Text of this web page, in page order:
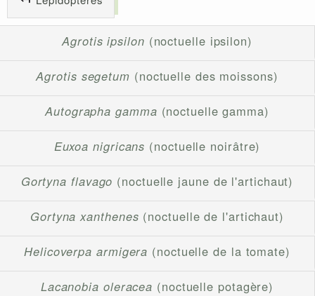
Agrotis ipsilon (noctuelle ipsilon)
Agrotis segetum (noctuelle des moissons)
Autographa gamma (noctuelle gamma)
Euxoa nigricans (noctuelle noirâtre)
Gortyna flavago (noctuelle jaune de l'artichaut)
Gortyna xanthenes (noctuelle de l'artichaut)
Helicoverpa armigera (noctuelle de la tomate)
Lacanobia oleracea (noctuelle potagère)